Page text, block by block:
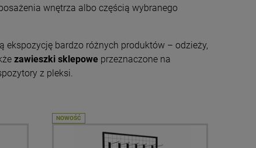
wnętrza albo częścią wybranego
bardzo różnych produktów – odzieży,
zawieszki sklepowe przeznaczone na
z pleksi.
NOWOŚĆ